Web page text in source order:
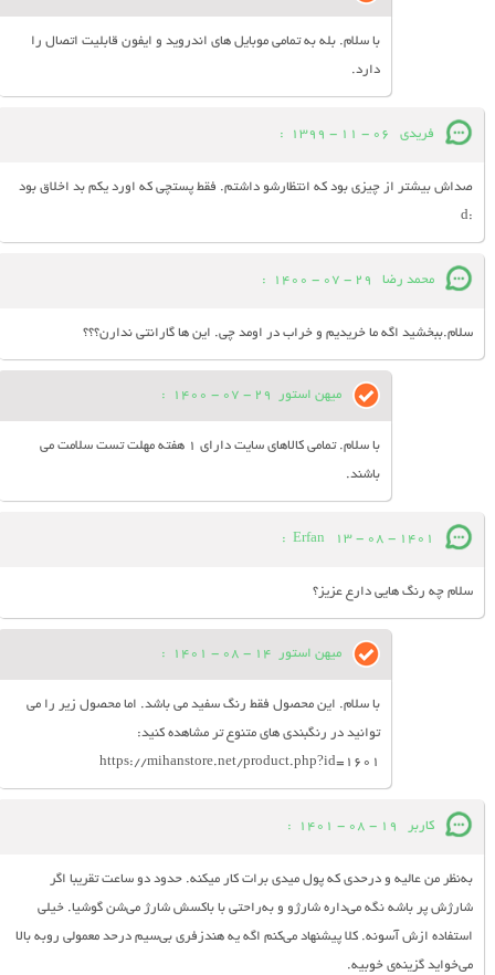
با سلام. بله به تمامی موبایل های اندروید و ایفون قابلیت اتصال را
دارد.
فریدی 06 - 11 - 1399
:
صداش بیشتر از چیزی بود که انتظارشو داشتم. فقط پستچی که اورد یکم بد اخلاق بود
:d
محمد رضا 29 - 07 - 1400
:
سلام.ببخشید اگه ما خریدیم و خراب در اومد چی. این ها گارانتی ندارن؟؟؟
میهن استور 29 - 07 - 1400
:
با سلام. تمامی کالاهای سایت دارای 1 هفته مهلت تست سلامت می
باشند.
Erfan 13 - 08 - 1401
:
سلام چه رنگ هایی دارع عزیز؟
میهن استور 14 - 08 - 1401
:
با سلام. این محصول فقط رنگ سفید می باشد. اما محصول زیر را می
توانید در رنگبندی های متنوع تر مشاهده کنید:
https://mihanstore.net/product.php?id=1601
کاربر 19 - 08 - 1401
:
به‌نظر من عالیه و درحدی که پول میدی برات کار میکنه. حدود دو ساعت تقریبا اگر
شارژش پر باشه نگه می‌داره شارژو و به‌راحتی با باکسش شارژ می‌شن گوشیا. خیلی
استفاده ازش آسونه. کلا پیشنهاد می‌کنم اگه یه هندزفری بی‌سیم درحد معمولی روبه بالا
می‌خواید گزینه‌ی خوبیه.